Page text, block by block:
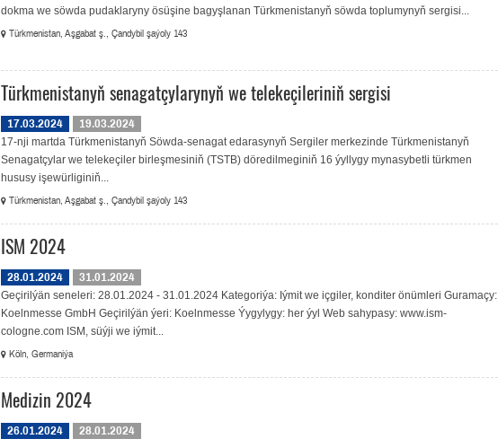
dokma we söwda pudaklaryny ösüşine bagyşlanan Türkmenistanyň söwda toplumynyň sergisi...
Türkmenistan, Aşgabat ş., Çandybil şaýoly 143
Türkmenistanyň senagatçylarynyň we telekeçileriniň sergisi
17.03.2024
19.03.2024
17-nji martda Türkmenistanyň Söwda-senagat edarasynyň Sergiler merkezinde Türkmenistanyň
Senagatçylar we telekeçiler birleşmesiniň (TSTB) döredilmeginiň 16 ýyllygy mynasybetli türkmen
hususy işewürliginiň...
Türkmenistan, Aşgabat ş., Çandybil şaýoly 143
ISM 2024
28.01.2024
31.01.2024
Geçirilýän seneleri: 28.01.2024 - 31.01.2024 Kategoriýa: Iýmit we içgiler, konditer önümleri Guramaçy:
Koelnmesse GmbH Geçirilýän ýeri: Koelnmesse Ýygylygy: her ýyl Web sahypasy: www.ism-
cologne.com ISM, süýji we iýmit...
Köln, Germaniýa
Medizin 2024
26.01.2024
28.01.2024